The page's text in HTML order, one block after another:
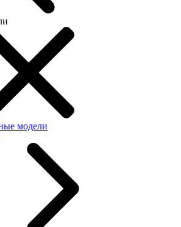
модели